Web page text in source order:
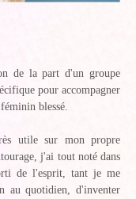
de la part d'un groupe
pour accompagner
blessé.
utile sur mon propre
j'ai tout noté dans
de l'esprit, tant je me
au quotidien, d'inventer